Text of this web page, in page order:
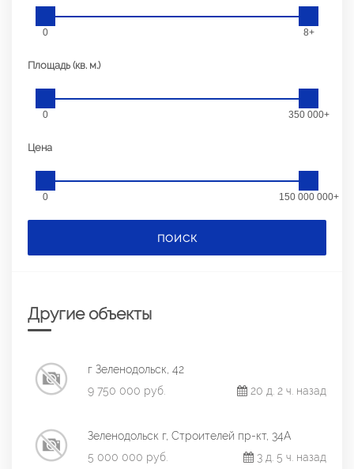
0 8+
Площадь (кв. м.)
0 350 000+
Цена
0 150 000 000+
ПОИСК
Другие объекты
г Зеленодольск, 42
9 750 000 руб.
20 д. 2 ч. назад
Зеленодольск г, Строителей пр-кт, 34А
5 000 000 руб.
3 д. 5 ч. назад